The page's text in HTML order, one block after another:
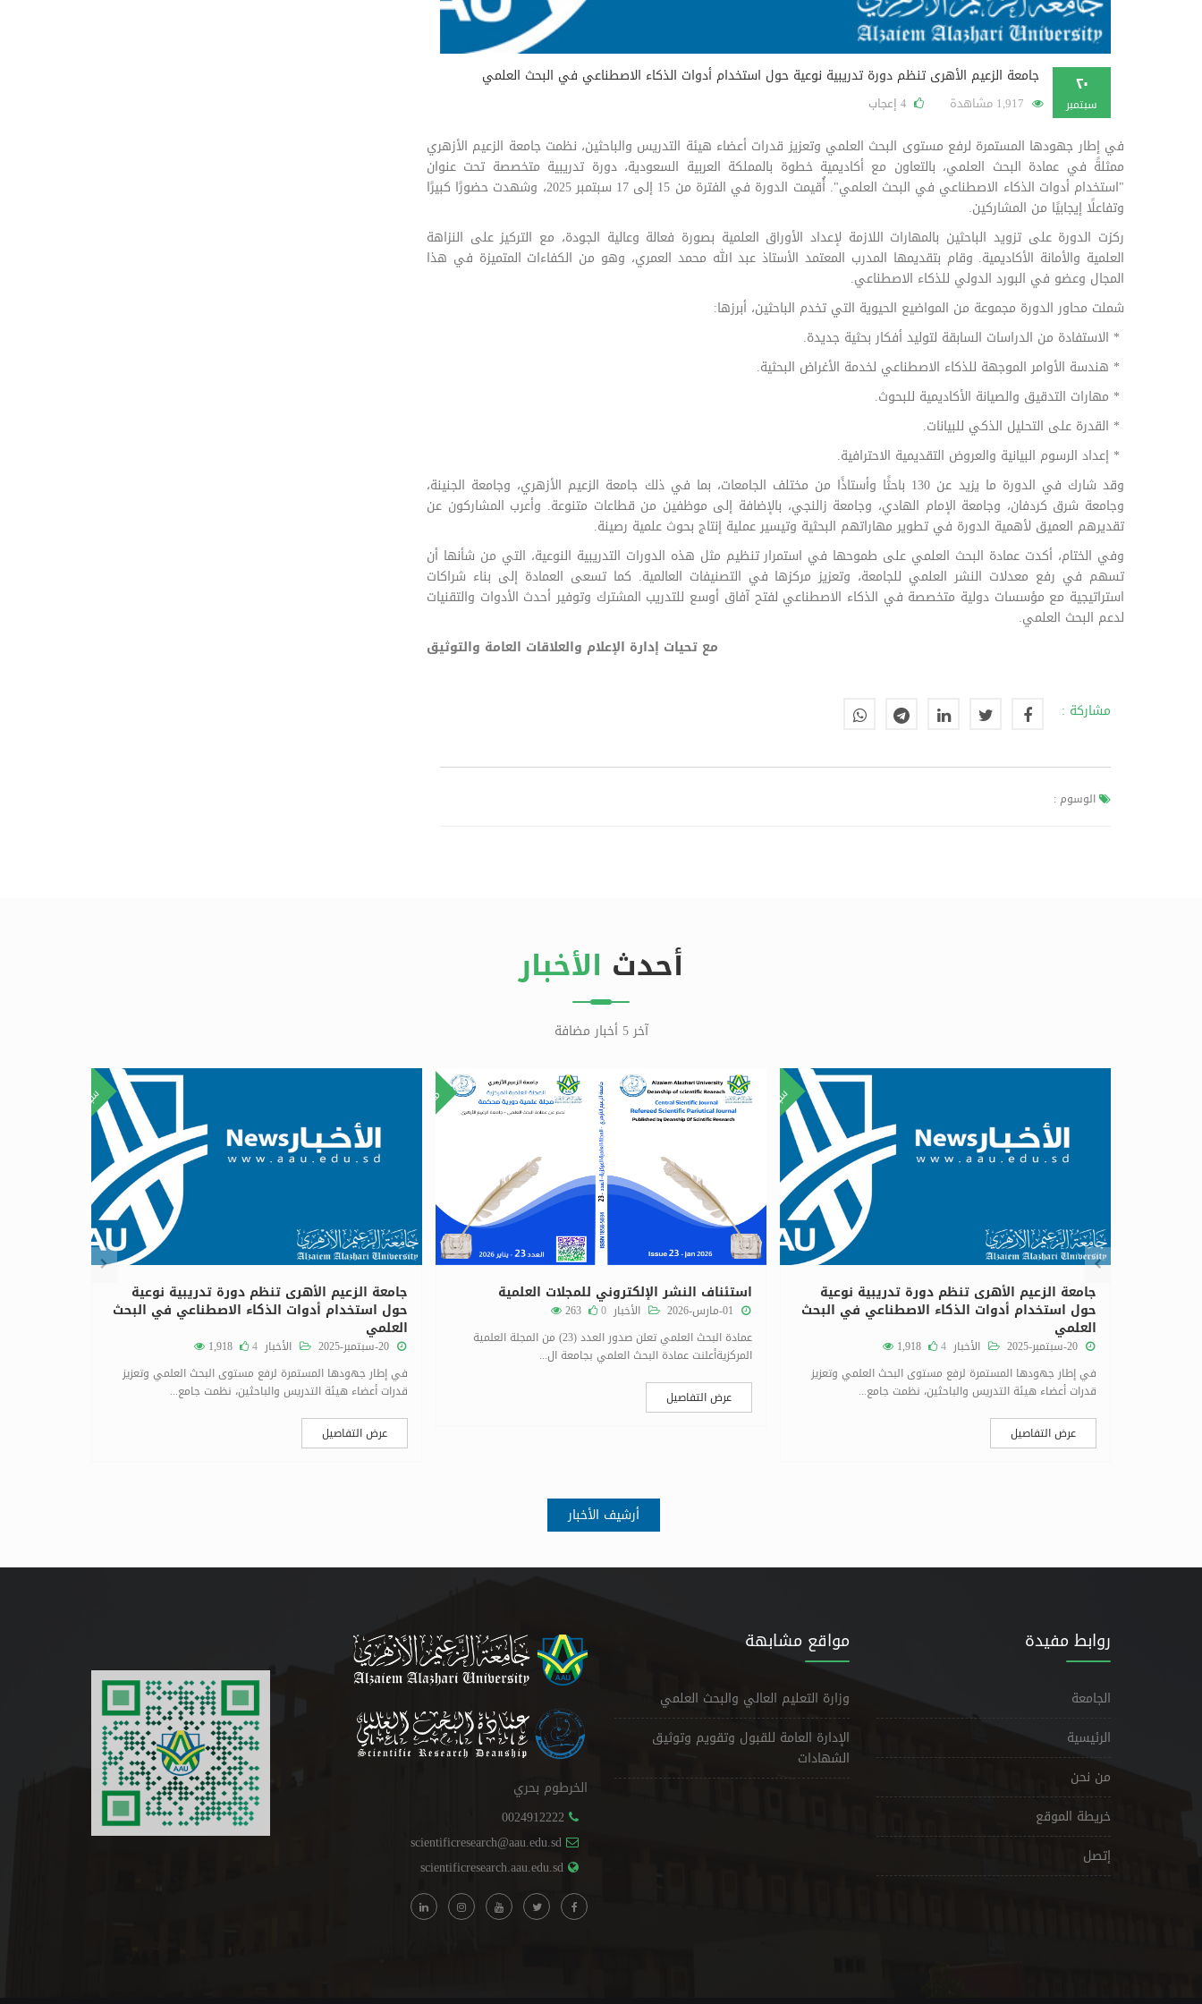
٢٠
سبتمبر
جامعة الزعيم الأهرى تنظم دورة تدريبية نوعية حول استخدام أدوات الذكاء الاصطناعي في البحث العلمي
4 إعجاب
في إطار جهودها المستمرة لرفع مستوى البحث العلمي وتعزيز قدرات أعضاء هيئة التدريس والباحثين، نظمت جامعة الزعيم الأزهري
ممثلةً في عمادة البحث العلمي، بالتعاون مع أكاديمية خطوة بالمملكة العربية السعودية، دورة تدريبية متخصصة تحت عنوان
"استخدام أدوات الذكاء الاصطناعي في البحث العلمي". أُقيمت الدورة في الفترة من 15 إلى 17 سبتمبر 2025، وشهدت حضورًا كبيرًا
وتفاعلًا إيجابيًا من المشاركين.
ركزت الدورة على تزويد الباحثين بالمهارات اللازمة لإعداد الأوراق العلمية بصورة فعالة وعالية الجودة، مع التركيز على النزاهة
العلمية والأمانة الأكاديمية. وقام بتقديمها المدرب المعتمد الأستاذ عبد الله محمد العمري، وهو من الكفاءات المتميزة في هذا
المجال وعضو في البورد الدولي للذكاء الاصطناعي.
شملت محاور الدورة مجموعة من المواضيع الحيوية التي تخدم الباحثين، أبرزها:
* الاستفادة من الدراسات السابقة لتوليد أفكار بحثية جديدة.
* هندسة الأوامر الموجهة للذكاء الاصطناعي لخدمة الأغراض البحثية.
* مهارات التدقيق والصيانة الأكاديمية للبحوث.
* القدرة على التحليل الذكي للبيانات.
* إعداد الرسوم البيانية والعروض التقديمية الاحترافية.
وقد شارك في الدورة ما يزيد عن 130 باحثًا وأستاذًا من مختلف الجامعات، بما في ذلك جامعة الزعيم الأزهري، وجامعة الجنينة،
وجامعة شرق كردفان، وجامعة الإمام الهادي، وجامعة زالنجي، بالإضافة إلى موظفين من قطاعات متنوعة. وأعرب المشاركون عن
تقديرهم العميق لأهمية الدورة في تطوير مهاراتهم البحثية وتيسير عملية إنتاج بحوث علمية رصينة.
وفي الختام، أكدت عمادة البحث العلمي على طموحها في استمرار تنظيم مثل هذه الدورات التدريبية النوعية، التي من شأنها أن
تسهم في رفع معدلات النشر العلمي للجامعة، وتعزيز مركزها في التصنيفات العالمية. كما تسعى العمادة إلى بناء شراكات
استراتيجية مع مؤسسات دولية متخصصة في الذكاء الاصطناعي لفتح آفاق أوسع للتدريب المشترك وتوفير أحدث الأدوات والتقنيات
لدعم البحث العلمي.
مع تحيات إدارة الإعلام والعلاقات العامة والتوثيق
مشاركة :
الوسوم :
أحدث الأخبار
آخر 5 أخبار مضافة
٢٠ سبتمبر
جامعة الزعيم الأهرى تنظم دورة تدريبية نوعية
حول استخدام أدوات الذكاء الاصطناعي في البحث
العلمي
الأخبار 4
1,918
في إطار جهودها المستمرة لرفع مستوى البحث العلمي وتعزيز
قدرات أعضاء هيئة التدريس والباحثين، نظمت جامع...
عرض التفاصيل
مارس
استئناف النشر الإلكتروني للمجلات العلمية
الأخبار 0
263
عمادة البحث العلمي تعلن صدور العدد (23) من المجلة العلمية
المركزيةأعلنت عمادة البحث العلمي بجامعة ال...
عرض التفاصيل
سبتمبر
جامعة الزعيم الأهرى تنظم دورة تدريبية نوعية
حول استخدام أدوات الذكاء الاصطناعي في البحث
العلمي
الأخبار 4
1,918
في إطار جهودها المستمرة لرفع مستوى البحث العلمي وتعزيز
قدرات أعضاء هيئة التدريس والباحثين، نظمت جامع...
عرض التفاصيل
أرشيف الأخبار
روابط مفيدة
الجامعة
الرئيسية
من نحن
خريطة الموقع
إتصل
مواقع مشابهة
وزارة التعليم العالي والبحث العلمي
الإدارة العامة للقبول وتقويم وتوثيق
الشهادات
الخرطوم بحري
0024912222
scientificresearch@aau.edu.sd
scientificresearch.aau.edu.sd